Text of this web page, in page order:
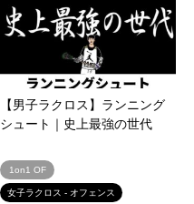
【男子ラクロス】ランニング
シュート｜史上最強の世代
1on1 OF
女子ラクロス - オフェンス